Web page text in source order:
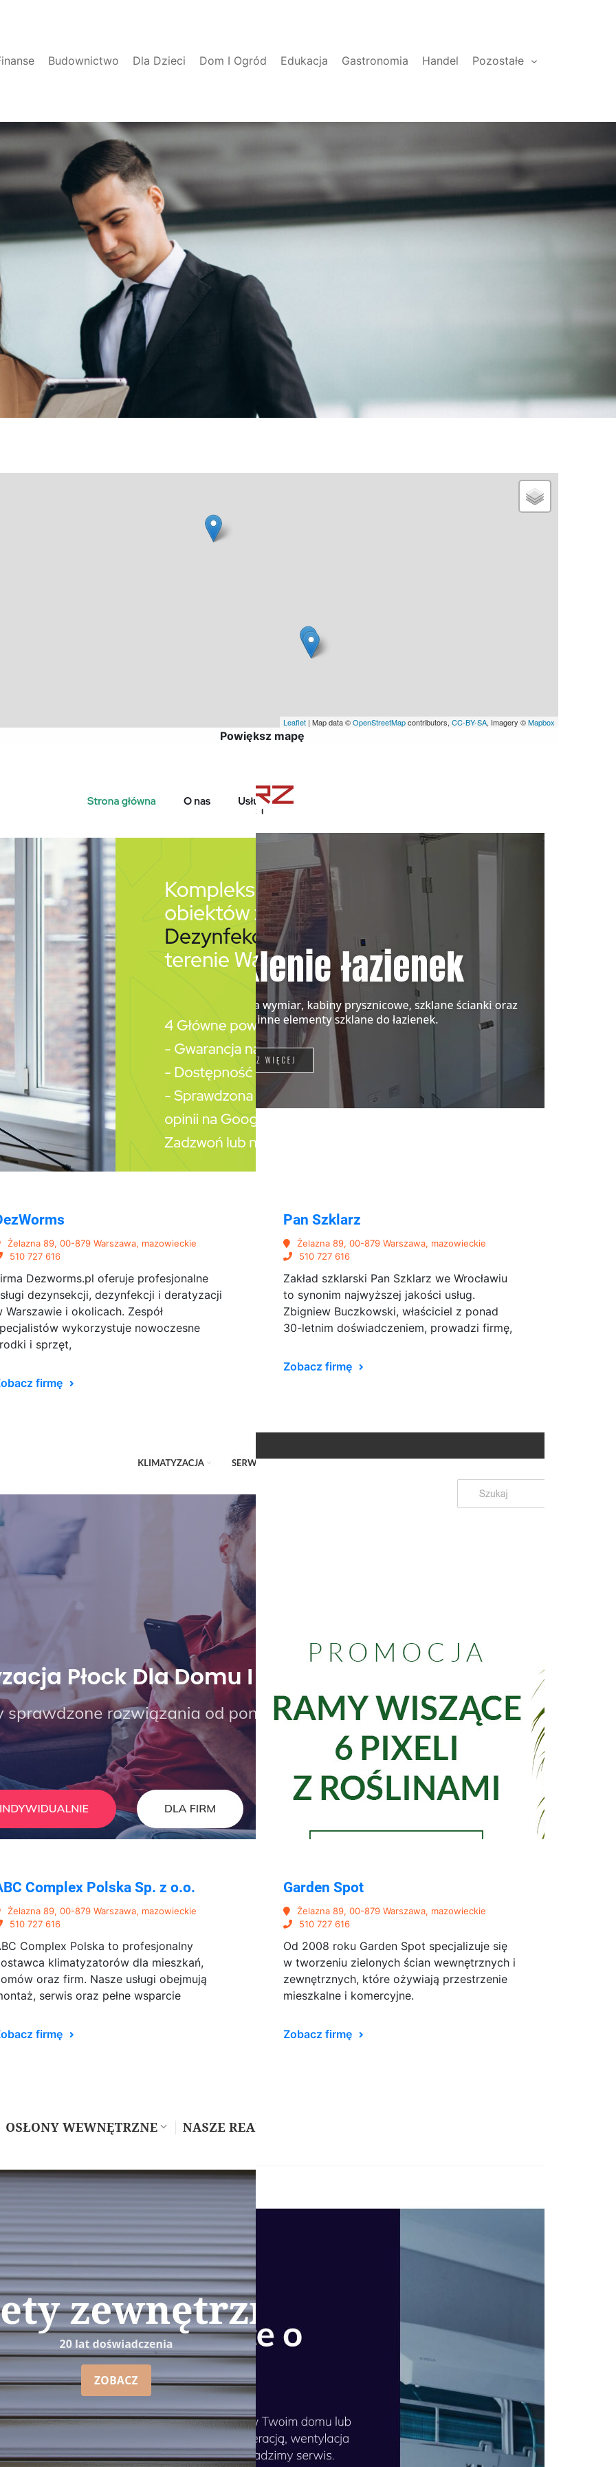
Budownictwo Dla Dzieci Dom I Ogród Edukacja Gastronomia Handel Pozostałe
Leaflet | Map data ©OpenStreetMapcontributors, CC-BY-SA, Imagery ©Mapbox
Powiększ mapę
Żelazna 89, 00-879 Warszawa, mazowieckie
510 727 616
Dezworms.pl oferuje profesjonalne
dezynsekcji, dezynfekcji i deratyzacji
Warszawie i okolicach. Zespół
wykorzystuje nowoczesne
i sprzęt,
firmę
Pan Szklarz
Żelazna 89, 00-879 Warszawa, mazowieckie
510 727 616
Zakład szklarski Pan Szklarz we Wrocławiu
to synonim najwyższej jakości usług.
Zbigniew Buczkowski, właściciel z ponad
30-letnim doświadczeniem, prowadzi firmę,
Zobacz firmę
Complex Polska Sp. z o.o.
Żelazna 89, 00-879 Warszawa, mazowieckie
510 727 616
Complex Polska to profesjonalny
klimatyzatorów dla mieszkań,
oraz firm. Nasze usługi obejmują
serwis oraz pełne wsparcie
firmę
Garden Spot
Żelazna 89, 00-879 Warszawa, mazowieckie
510 727 616
Od 2008 roku Garden Spot specjalizuje się
w tworzeniu zielonych ścian wewnętrznych i
zewnętrznych, które ożywiają przestrzenie
mieszkalne i komercyjne.
Zobacz firmę